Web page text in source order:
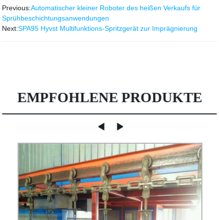
Previous:Automatischer kleiner Roboter des heißen Verkaufs für
Sprühbeschichtungsanwendungen
Next:SPA95 Hyvst Multifunktions-Spritzgerät zur Imprägnierung
EMPFOHLENE PRODUKTE